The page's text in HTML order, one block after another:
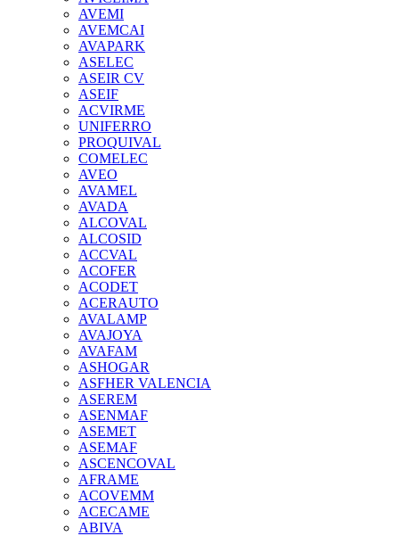
AVEMI
AVEMCAI
AVAPARK
ASELEC
ASEIR CV
ASEIF
ACVIRME
UNIFERRO
PROQUIVAL
COMELEC
AVEO
AVAMEL
AVADA
ALCOVAL
ALCOSID
ACCVAL
ACOFER
ACODET
ACERAUTO
AVALAMP
AVAJOYA
AVAFAM
ASHOGAR
ASFHER VALENCIA
ASEREM
ASENMAF
ASEMET
ASEMAF
ASCENCOVAL
AFRAME
ACOVEMM
ACECAME
ABIVA